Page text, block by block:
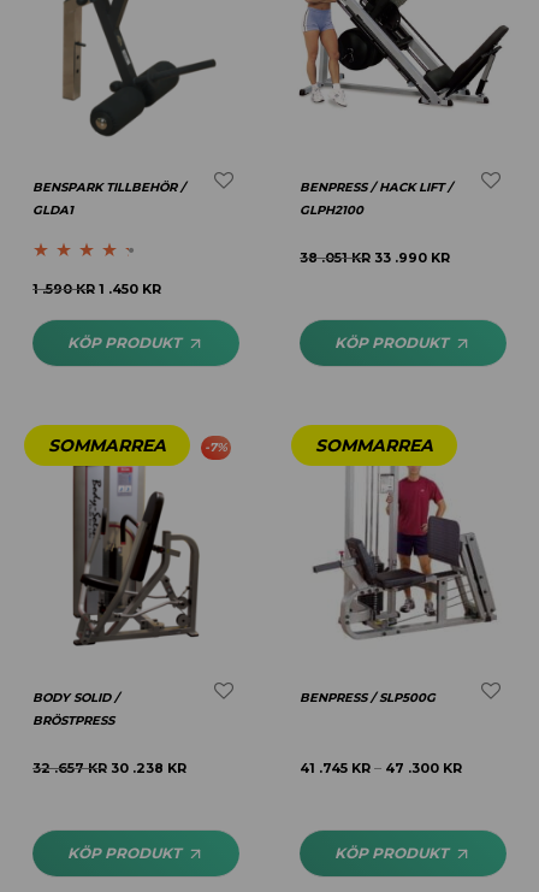
BENSPARK TILLBEHÖR /
GLDA1
Betygsatt
1 .590KR 1 .450 KR
KÖP PRODUKT
BENPRESS / HACK LIFT /
GLPH2100
38 .051KR 33 .990 KR
KÖP PRODUKT
-7%
BODY SOLID /
BRÖSTPRESS
32 .657KR 30 .238 KR
KÖP PRODUKT
BENPRESS / SLP500G
41 .745 KR – 47 .300 KR
KÖP PRODUKT